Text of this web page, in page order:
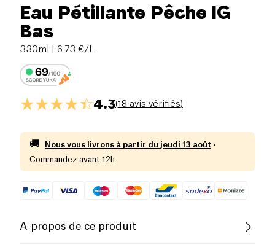
Eau Pétillante Pêche IG
Bas
330ml | 6.73 €/L
4.3(18 avis vérifiés)
🚚 Nous vous livrons à partir du jeudi 13 août ·
Commandez avant 12h
A propos de ce produit